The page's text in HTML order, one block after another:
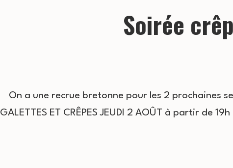
Soirée
On a une recrue bretonne pour les 2 prochaines
GALETTES ET CRÊPES JEUDI 2 AOÛT à partir de